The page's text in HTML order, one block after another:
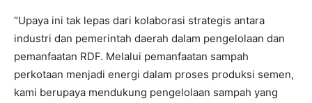
“Upaya ini tak lepas dari kolaborasi strategis antara
industri dan pemerintah daerah dalam pengelolaan dan
pemanfaatan RDF. Melalui pemanfaatan sampah
perkotaan menjadi energi dalam proses produksi semen,
kami berupaya mendukung pengelolaan sampah yang